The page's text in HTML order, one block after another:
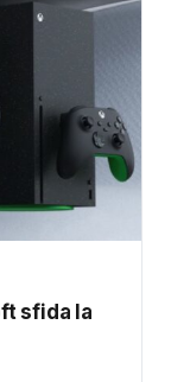
sfida la